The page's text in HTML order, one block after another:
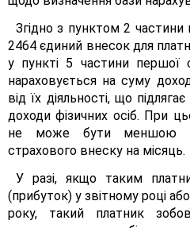
Згідно з пунктом 2
2464 єдиний внесок для
у пункті 5 частини
нараховується на суму
від їх діяльності, що
доходи фізичних осіб. При
не може бути меншою за
страхового внеску на місяць.
У разі, якщо таким
(прибуток) у звітному році
року, такий платник